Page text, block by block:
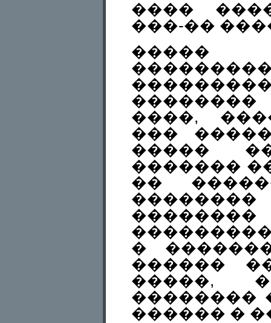
����
���-��
�����
����,
���
�����
�������
��
�
������
�����,
��������
������ �